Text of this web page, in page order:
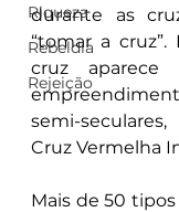
Riqueza
Rebeldia
Rejeição
durante as
“tomar a
cruz
semi-
Cruz Vermelha
Mais de 50